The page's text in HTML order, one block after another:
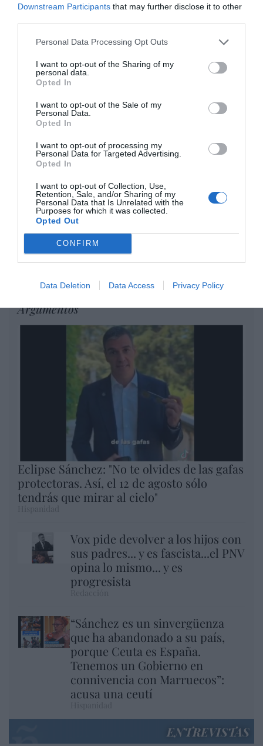
Downstream Participants that may further disclose it to other
Personal Data Processing Opt Outs
I want to opt-out of the Sharing of my
personal data.
Opted In
I want to opt-out of the Sale of my
Personal Data.
Opted In
I want to opt-out of processing my
Personal Data for Targeted Advertising.
Opted In
I want to opt-out of Collection, Use,
Retention, Sale, and/or Sharing of my
Personal Data that Is Unrelated with the
Purposes for which it was collected.
Opted Out
CONFIRM
Data Deletion Data Access Privacy Policy
Nokia, Ericsson... Huawei: lo que importan
son las patentes
Eulogio López
con Hacienda por 700.000
euros... suma y sigue
Eulogio López
El IBEX 35 cerró la sesión del
miércoles en los 20.057 puntos,
Eulogio López
Argumentos
Eclipse Sánchez: "No te olvides de las gafas
protectoras. Así, el 12 de agosto sólo
tendrás que mirar al cielo"
Vox pide devolver a los hijos con
sus padres... y es fascista...el PNV
opina lo mismo... y es
progresista
“Sánchez es un sinvergüenza
que ha abandonado a su país,
porque Ceuta es España.
Tenemos un Gobierno en
connivencia con Marruecos”:
acusa una ceutí
ENTREVISTAS